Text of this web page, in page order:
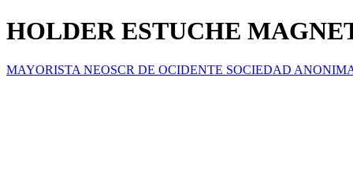
HOLDER ESTUCHE
MAYORISTA NEOSCR DE OCIDENTE SOCIEDAD